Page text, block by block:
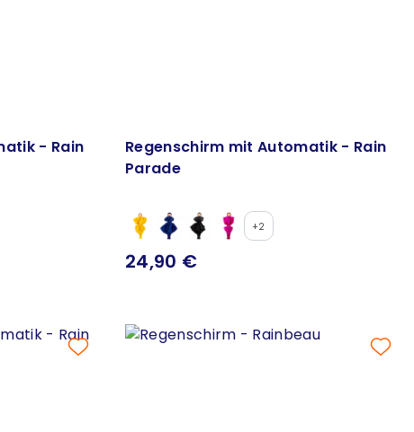
- Rain
Regenschirm mit Automatik - Rain
Parade
+2
24,90 €